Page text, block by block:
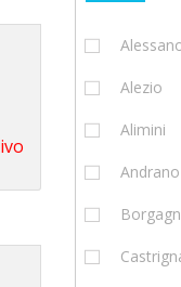
Alezio
Alimini
Andrano